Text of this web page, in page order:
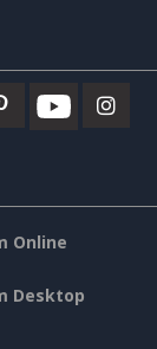
Online
Desktop